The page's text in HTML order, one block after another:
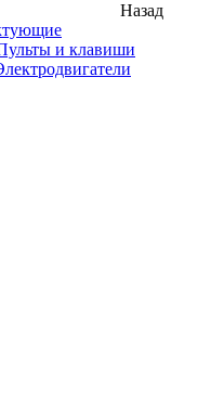
Назад
и клавиши